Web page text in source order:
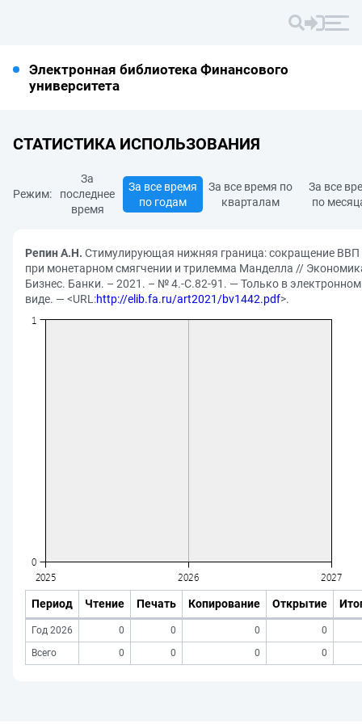
Электронная библиотека Финансового
университета
СТАТИСТИКА ИСПОЛЬЗОВАНИЯ
Режим:
За
последнее
время
За все время
по годам
За все время по
кварталам
За все
по
Репин А.Н. Стимулирующая нижняя граница: сокращение ВВП
при монетарном смягчении и трилемма Манделла //
Бизнес. Банки. – 2021. – № 4.-С.82-91. — Только в электронном
виде. — <URL:http://elib.fa.ru/art2021/bv1442.pdf>.
Период Чтение Печать Копирование Открытие
Год 2026 0 0 0
0
Всего
0 0 0 0